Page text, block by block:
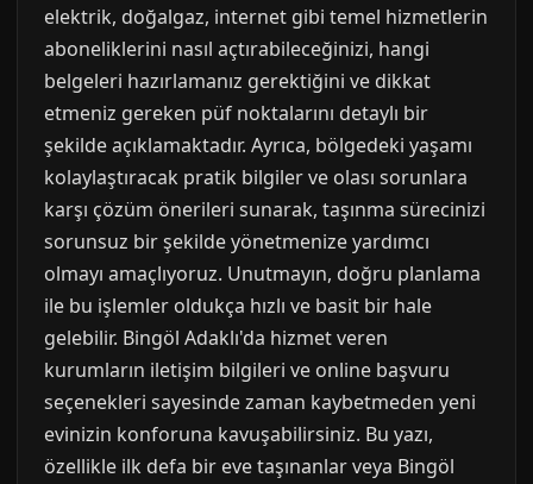
elektrik, doğalgaz, internet gibi temel hizmetlerin
aboneliklerini nasıl açtırabileceğinizi, hangi
belgeleri hazırlamanız gerektiğini ve dikkat
etmeniz gereken püf noktalarını detaylı bir
şekilde açıklamaktadır. Ayrıca, bölgedeki yaşamı
kolaylaştıracak pratik bilgiler ve olası sorunlara
karşı çözüm önerileri sunarak, taşınma sürecinizi
sorunsuz bir şekilde yönetmenize yardımcı
olmayı amaçlıyoruz. Unutmayın, doğru planlama
ile bu işlemler oldukça hızlı ve basit bir hale
gelebilir. Bingöl Adaklı'da hizmet veren
kurumların iletişim bilgileri ve online başvuru
seçenekleri sayesinde zaman kaybetmeden yeni
evinizin konforuna kavuşabilirsiniz. Bu yazı,
özellikle ilk defa bir eve taşınanlar veya Bingöl